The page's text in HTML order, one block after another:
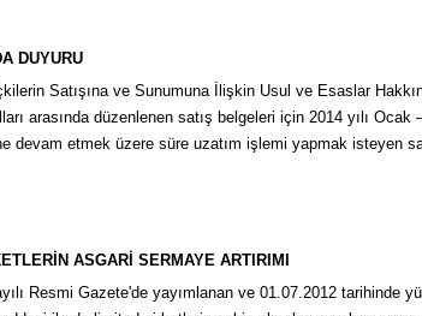
DUYURU
Satışına ve Sunumuna İlişkin Usul ve Esaslar
arasında düzenlenen satış belgeleri için 2014 yılı
etmek üzere süre uzatım işlemi yapmak isteyen
ASGARİ SERMAYE ARTIRIMI
Resmi Gazete'de yayımlanan ve 01.07.2012 tarihinde